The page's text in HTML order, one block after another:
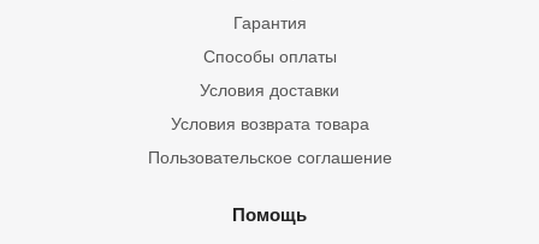
Гарантия
Способы оплаты
Условия доставки
Условия возврата товара
Пользовательское соглашение
Помощь